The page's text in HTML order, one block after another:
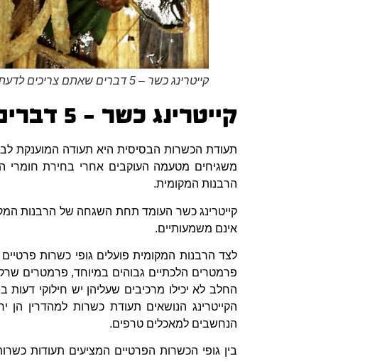
קייטרינג כשר – 5 דברים שאתם צריכים לדעת על תעודת הכשרות
קייטרינג כשר – 5 דברים שאתם צריכים לדעת על תעודת הכשרות
תעודת הכשרות הבסיסית היא תעודה המוענקת
משגיחים מטעמה העוקבים אחרי בחירת חומרי
הרבנות המקומית.
קייטרינג כשר העומד תחת השגחה של הרבנות
אינם משמעותיים.
לצד הרבנות המקומית פועלים גופי כשרות
פרמטרים הלכתיים גבוהים במיוחד, פרמטרים
החלב לא יכילו מרכיבים שעליהן יש חילוקי
הקייטרינג הנושאים תעודת כשרות למהדרין הן
הנחשבים למאכלים טרפים.
בין גופי הכשרות הפרטיים המציעים תעודות